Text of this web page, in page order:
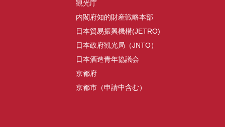
観光庁
内閣府知的財産戦略本部
日本貿易振興機構(JETRO)
日本政府観光局（JNTO）
日本酒造青年協議会
京都府
京都市（申請中含む）